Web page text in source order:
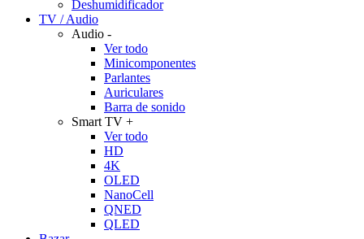
Deshumidificador
TV / Audio
Audio -
Ver todo
Minicomponentes
Parlantes
Auriculares
Barra de sonido
Smart TV +
Ver todo
HD
4K
OLED
NanoCell
QNED
QLED